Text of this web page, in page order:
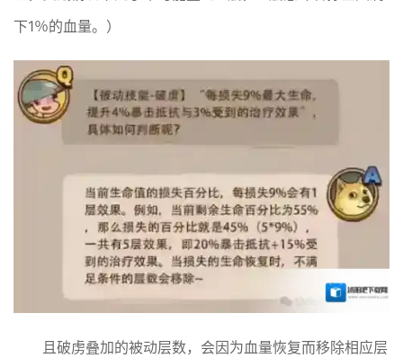
下1％的血量。）
且破虏叠加的被动层数，会因为血量恢复而移除相应层